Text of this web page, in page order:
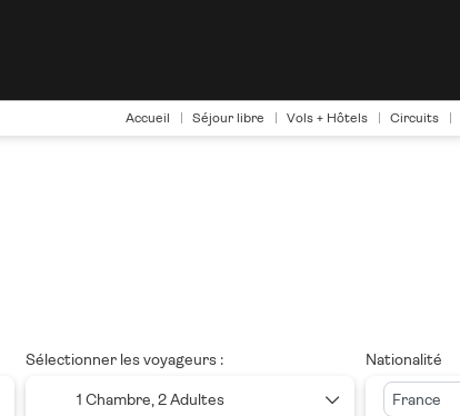
Accueil Séjour libre Vols + Hôtels Circuits
Sélectionner les voyageurs :
1 Chambre, 2 Adultes
Nationalité